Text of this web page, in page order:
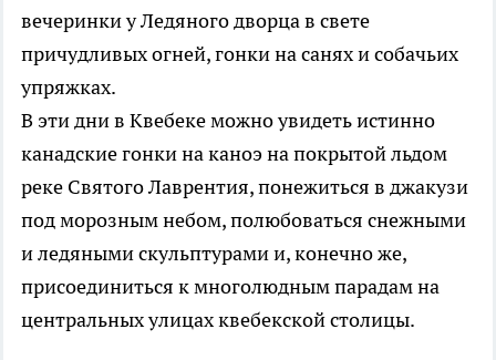
вечеринки у Ледяного дворца в свете
причудливых огней, гонки на санях и собачьих
упряжках.
В эти дни в Квебеке можно увидеть истинно
канадские гонки на каноэ на покрытой льдом
реке Святого Лаврентия, понежиться в джакузи
под морозным небом, полюбоваться снежными
и ледяными скульптурами и, конечно же,
присоединиться к многолюдным парадам на
центральных улицах квебекской столицы.